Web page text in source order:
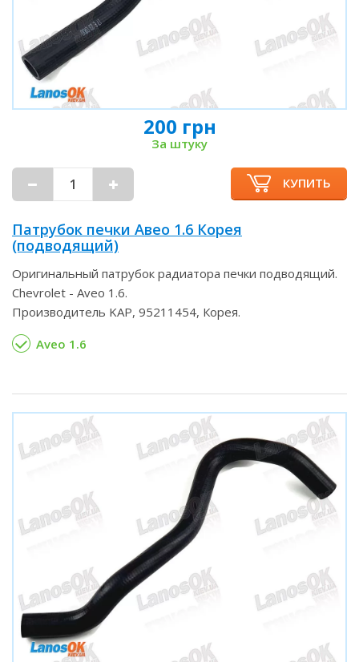
200 грн
За штуку
КУПИТЬ
Патрубок печки Авео 1.6 Корея
(подводящий)
Оригинальный патрубок радиатора печки подводящий.
Chevrolet - Aveo 1.6.
Производитель KAP, 95211454, Корея.
Aveo 1.6